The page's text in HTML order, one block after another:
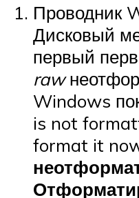
Проводник
Дисковый
первый
raw
Windows
is not
format it